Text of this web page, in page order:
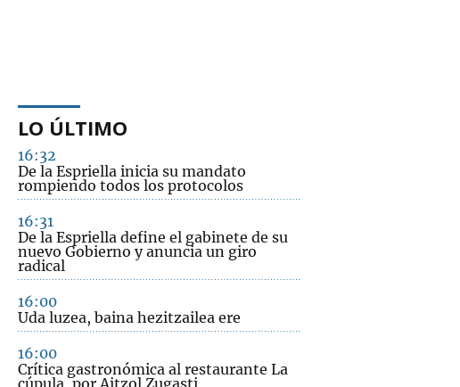
LO ÚLTIMO
16:32
De la Espriella inicia su mandato
rompiendo todos los protocolos
16:31
De la Espriella define el gabinete de su
nuevo Gobierno y anuncia un giro
radical
16:00
Uda luzea, baina hezitzailea ere
16:00
Crítica gastronómica al restaurante La
cúpula, por Aitzol Zugasti